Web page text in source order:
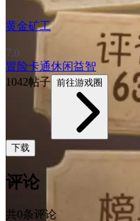
黄金矿工
7.0
冒险卡通休闲益智
1042帖子 前往游戏圈
下载
评论
共0条评论